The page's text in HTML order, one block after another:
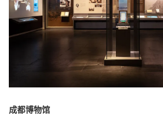
成都博物馆